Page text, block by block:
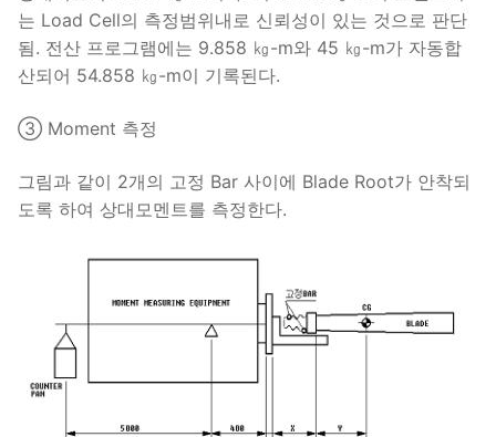
는 Load Cell의 측정범위내로 신뢰성이 있는 것으로 판단
됨. 전산 프로그램에는 9.858 ㎏-m와 45 ㎏-m가 자동합
산되어 54.858 ㎏-m이 기록된다.
③ Moment 측정
그림과 같이 2개의 고정 Bar 사이에 Blade Root가 안착되
도록 하여 상대모멘트를 측정한다.